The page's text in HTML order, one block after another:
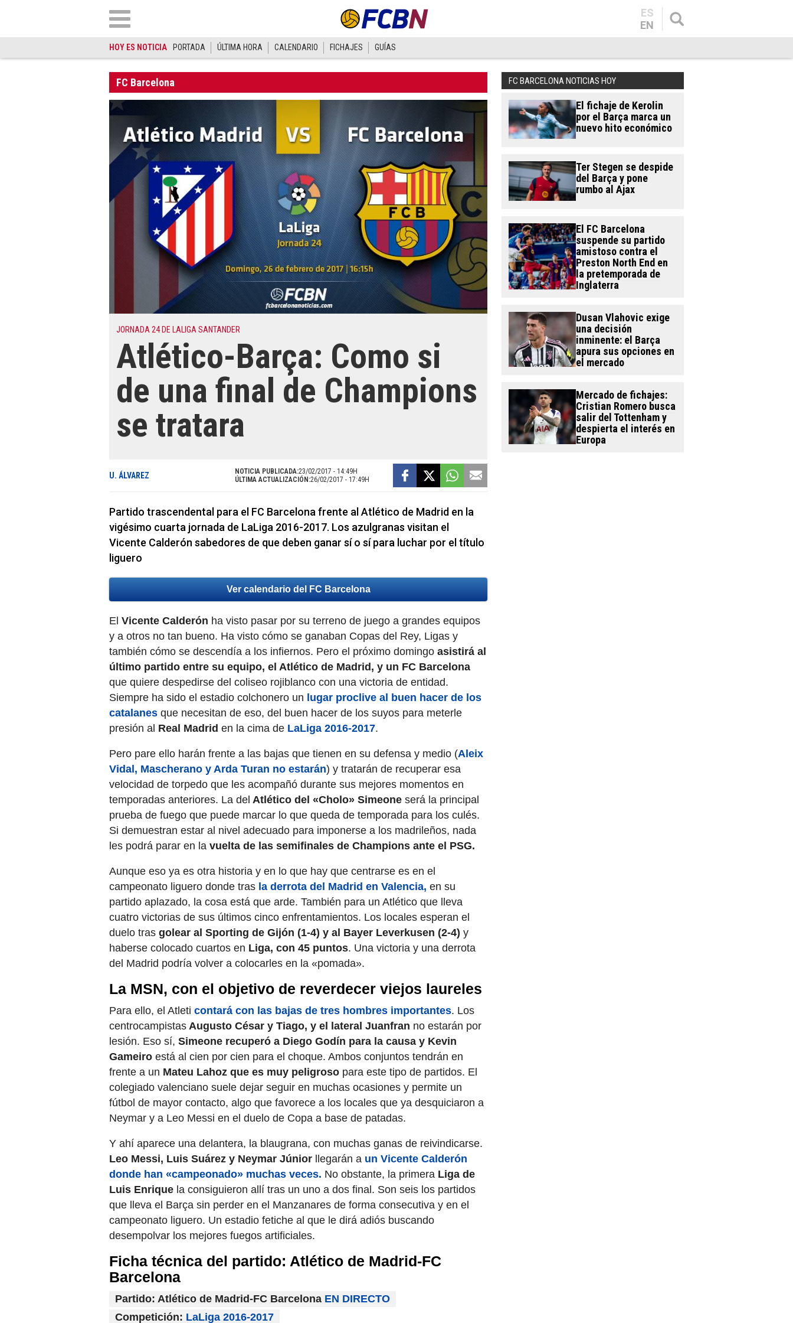
ES
EN
HOY ES NOTICIA PORTADA ÚLTIMA HORA CALENDARIO FICHAJES GUÍAS
FC Barcelona
JORNADA 24 DE LALIGA SANTANDER
Atlético-Barça: Como si
de una final de Champions
se tratara
U. ÁLVAREZ NOTICIA PUBLICADA:23/02/2017 - 14:49H
ÚLTIMA ACTUALIZACIÓN:26/02/2017 - 17:49H
Partido trascendental para el FC Barcelona frente al Atlético de Madrid en la
vigésimo cuarta jornada de LaLiga 2016-2017. Los azulgranas visitan el
Vicente Calderón sabedores de que deben ganar sí o sí para luchar por el título
liguero
Ver calendario del FC Barcelona
El Vicente Calderón ha visto pasar por su terreno de juego a grandes equipos
y a otros no tan bueno. Ha visto cómo se ganaban Copas del Rey, Ligas y
también cómo se descendía a los infiernos. Pero el próximo domingo asistirá al
último partido entre su equipo, el Atlético de Madrid, y un FC Barcelona
que quiere despedirse del coliseo rojiblanco con una victoria de entidad.
Siempre ha sido el estadio colchonero un lugar proclive al buen hacer de los
catalanes que necesitan de eso, del buen hacer de los suyos para meterle
presión al Real Madrid en la cima de LaLiga 2016-2017.
Pero pare ello harán frente a las bajas que tienen en su defensa y medio (Aleix
Vidal, Mascherano y Arda Turan no estarán) y tratarán de recuperar esa
velocidad de torpedo que les acompañó durante sus mejores momentos en
temporadas anteriores. La del Atlético del «Cholo» Simeone será la principal
prueba de fuego que puede marcar lo que queda de temporada para los culés.
Si demuestran estar al nivel adecuado para imponerse a los madrileños, nada
les podrá parar en la vuelta de las semifinales de Champions ante el PSG.
Aunque eso ya es otra historia y en lo que hay que centrarse es en el
campeonato liguero donde tras la derrota del Madrid en Valencia, en su
partido aplazado, la cosa está que arde. También para un Atlético que lleva
cuatro victorias de sus últimos cinco enfrentamientos. Los locales esperan el
duelo tras golear al Sporting de Gijón (1-4) y al Bayer Leverkusen (2-4) y
haberse colocado cuartos en Liga, con 45 puntos. Una victoria y una derrota
del Madrid podría volver a colocarles en la «pomada».
La MSN, con el objetivo de reverdecer viejos laureles
Para ello, el Atleti contará con las bajas de tres hombres importantes. Los
centrocampistas Augusto César y Tiago, y el lateral Juanfran no estarán por
lesión. Eso sí, Simeone recuperó a Diego Godín para la causa y Kevin
Gameiro está al cien por cien para el choque. Ambos conjuntos tendrán en
frente a un Mateu Lahoz que es muy peligroso para este tipo de partidos. El
colegiado valenciano suele dejar seguir en muchas ocasiones y permite un
fútbol de mayor contacto, algo que favorece a los locales que ya desquiciaron a
Neymar y a Leo Messi en el duelo de Copa a base de patadas.
Y ahí aparece una delantera, la blaugrana, con muchas ganas de reivindicarse.
Leo Messi, Luis Suárez y Neymar Júnior llegarán a un Vicente Calderón
donde han «campeonado» muchas veces. No obstante, la primera Liga de
Luis Enrique la consiguieron allí tras un uno a dos final. Son seis los partidos
que lleva el Barça sin perder en el Manzanares de forma consecutiva y en el
campeonato liguero. Un estadio fetiche al que le dirá adiós buscando
desempolvar los mejores fuegos artificiales.
Ficha técnica del partido: Atlético de Madrid-FC
Barcelona
Partido: Atlético de Madrid-FC Barcelona EN DIRECTO
Competición: LaLiga 2016-2017
FC BARCELONA NOTICIAS HOY
El fichaje de Kerolin
por el Barça marca un
nuevo hito económico
Ter Stegen se despide
del Barça y pone
rumbo al Ajax
El FC Barcelona
suspende su partido
amistoso contra el
Preston North End en
la pretemporada de
Inglaterra
Dusan Vlahovic exige
una decisión
inminente: el Barça
apura sus opciones en
el mercado
Mercado de fichajes:
Cristian Romero busca
salir del Tottenham y
despierta el interés en
Europa